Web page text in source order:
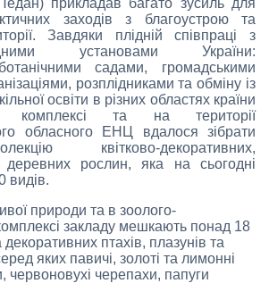
прикладав багато зусиль для
заходів з благоустрою та
Завдяки плідній співпраці з
установами України:
садами, громадськими
розплідниками та обміну із
освіти в різних областях країни
комплексі та на території
обласного ЕНЦ вдалося зібрати
квітково-декоративних,
деревних рослин, яка на сьогодні
видів.
природи та в зоолого-
закладу мешкають понад 18
декоративних птахів, плазунів та
яких павичі, золоті та лимонні
черепахи, папуги